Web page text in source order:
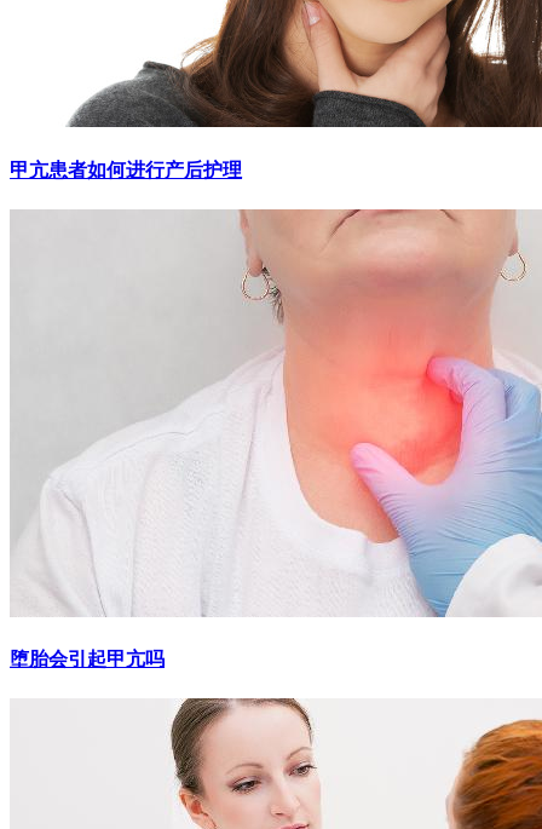
甲亢患者如何进行产后护理
堕胎会引起甲亢吗